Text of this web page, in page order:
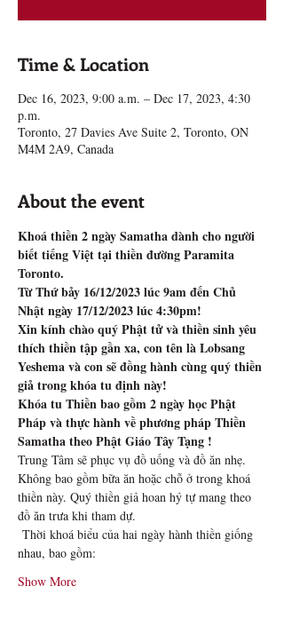
Time & Location
Dec 16, 2023, 9:00 a.m. – Dec 17, 2023, 4:30
p.m.
Toronto, 27 Davies Ave Suite 2, Toronto, ON
M4M 2A9, Canada
About the event
Khoá thiền 2 ngày Samatha dành cho người
biết tiếng Việt tại thiền đường Paramita
Toronto.
Từ Thứ bảy 16/12/2023 lúc 9am đến Chủ
Nhật ngày 17/12/2023 lúc 4:30pm!
Xin kính chào quý Phật tử và thiền sinh yêu
thích thiền tập gần xa, con tên là Lobsang
Yeshema và con sẽ đồng hành cùng quý thiền
giả trong khóa tu định này!
Khóa tu Thiền bao gồm 2 ngày học Phật
Pháp và thực hành về phương pháp Thiền
Samatha theo Phật Giáo Tây Tạng !
Trung Tâm sẽ phục vụ đồ uống và đồ ăn nhẹ.
Không bao gồm bữa ăn hoặc chỗ ở trong khoá
thiền này. Quý thiền giả hoan hỷ tự mang theo
đồ ăn trưa khi tham dự.
Thời khoá biểu của hai ngày hành thiền giống
nhau, bao gồm:
Show More